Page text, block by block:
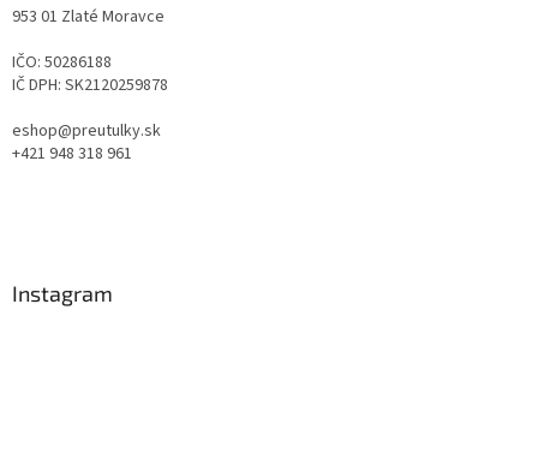
953 01 Zlaté Moravce
IČO: 50286188
IČ DPH: SK2120259878
eshop@preutulky.sk
+421 948 318 961
Instagram